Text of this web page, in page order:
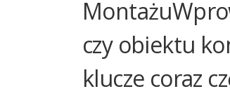
czy obiektu
klucze coraz